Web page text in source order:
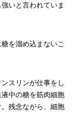
いと言われていま
を溜め込まないこ
スリンが仕事をし
中の糖を筋肉細胞
残念ながら、細胞